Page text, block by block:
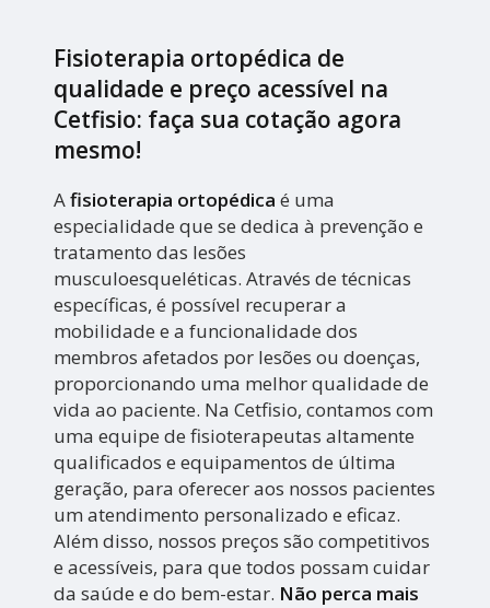
Fisioterapia ortopédica de
qualidade e preço acessível na
Cetfisio: faça sua cotação agora
mesmo!
Afisioterapia ortopédica é uma
especialidade que se dedica à prevenção e
tratamento das lesões
musculoesqueléticas. Através de técnicas
específicas, é possível recuperar a
mobilidade e a funcionalidade dos
membros afetados por lesões ou doenças,
proporcionando uma melhor qualidade de
vida ao paciente. Na Cetfisio, contamos com
uma equipe de fisioterapeutas altamente
qualificados e equipamentos de última
geração, para oferecer aos nossos pacientes
um atendimento personalizado e eficaz.
Além disso, nossos preços são competitivos
e acessíveis, para que todos possam cuidar
da saúde e do bem-estar. Não perca mais